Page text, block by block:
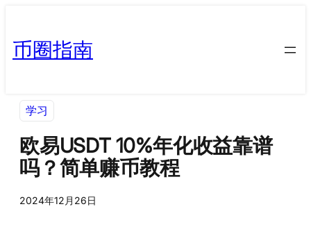
币圈指南
学习
欧易USDT 10%年化收益靠谱
吗？简单赚币教程
2024年12月26日